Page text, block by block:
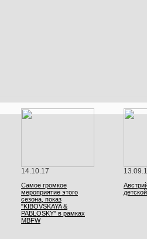
14.10.17
Самое громкое
мероприятие этого
сезона, показ
"KIBOVSKAYA &
PABLOSKY" в рамках
MBFW